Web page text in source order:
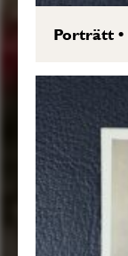
Porträtt•